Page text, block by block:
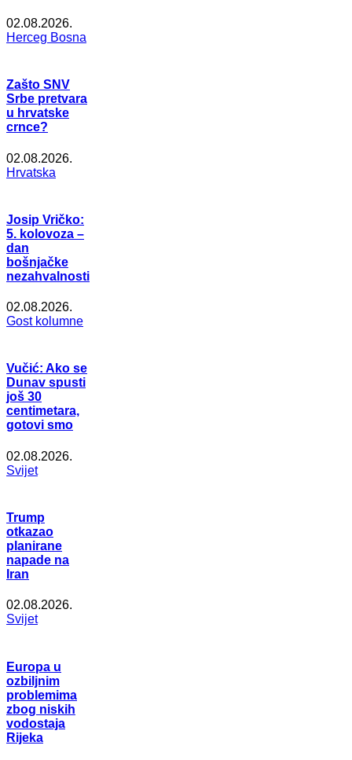
02.08.2026.
Herceg Bosna
Zašto SNV
Srbe pretvara
u hrvatske
crnce?
02.08.2026.
Hrvatska
Josip Vričko:
5. kolovoza –
dan
bošnjačke
nezahvalnosti
02.08.2026.
Gost kolumne
Vučić: Ako se
Dunav spusti
još 30
centimetara,
gotovi smo
02.08.2026.
Svijet
Trump
otkazao
planirane
napade na
Iran
02.08.2026.
Svijet
Europa u
ozbiljnim
problemima
zbog niskih
vodostaja
Rijeka